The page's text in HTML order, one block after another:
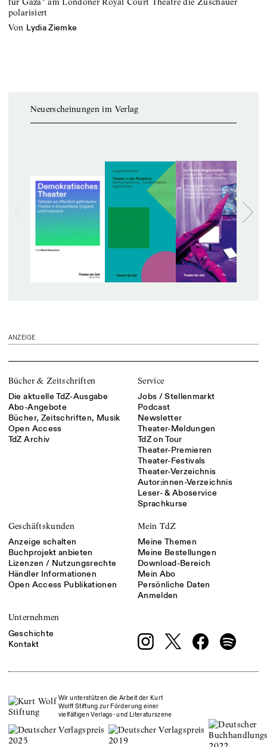
polarisiert
von Lydia Ziemke
Neuerscheinungen im Verlag
ANZEIGE
Bücher & Zeitschriften
Die aktuelle TdZ-Ausgabe
Abo-Angebote
Bücher, Zeitschriften, Musik
Open Access
TdZ Archiv
Service
Jobs / Stellenmarkt
Podcast
Newsletter
Theater-Meldungen
TdZ on Tour
Theater-Premieren
Theater-Festivals
Theater-Verzeichnis
Autor:innen-Verzeichnis
Leser- & Aboservice
Sprachkurse
Geschäftskunden
Anzeige schalten
Buchprojekt anbieten
Lizenzen / Nutzungsrechte
Händler Informationen
Open Access Publikationen
Mein TdZ
Meine Themen
Meine Bestellungen
Download-Bereich
Mein Abo
Persönliche Daten
Anmelden
Unternehmen
Geschichte
Kontakt
Wir unterstützen die Arbeit der Kurt
Wolff Stiftung zur Förderung einer
vielfältigen Verlags- und Literaturszene